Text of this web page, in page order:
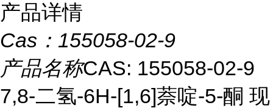
产品详情
Cas： 155058-02-9
产品名称CAS: 155058-02-9
7,8-二氢-6H-[1,6]萘啶-5-酮 现